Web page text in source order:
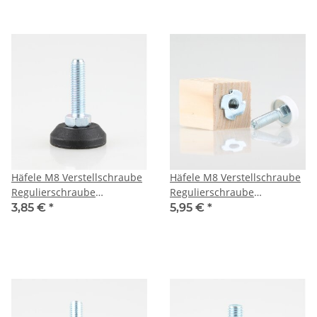
Häfele M8 Verstellschraube
Regulierschraube
Stellschraube Stellfuß
3,85 € *
Häfele M8 Verstellschraube
Regulierschraube
Stellschraube Stellfuß
5,95 € *